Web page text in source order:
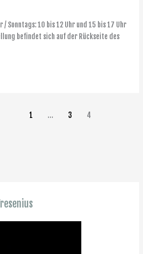
/ Sonntags: 10 bis 12 Uhr und 15 bis 17 Uhr
befindet sich auf der Rückseite des
1 … 3 4